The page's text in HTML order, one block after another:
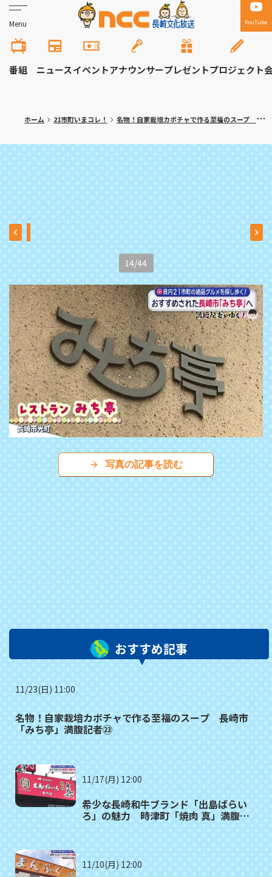
Menu YouTube
番組 ニュースイベントアナウンサープレゼントプロジェクト
ホーム 21市町いまコレ！ 名物！自家栽培カボチャで作る至福のスープ 長崎市「みち亭」満腹記者㉓
14/44
写真の記事を読む
おすすめ記事
11/23(日) 11:00
名物！自家栽培カボチャで作る至福のスープ 長崎市
「みち亭」満腹記者㉓
11/17(月) 12:00
希少な長崎和牛ブランド「出島ばらい
ろ」の魅力 時津町「焼肉 真」満腹記
11/10(月) 12:00